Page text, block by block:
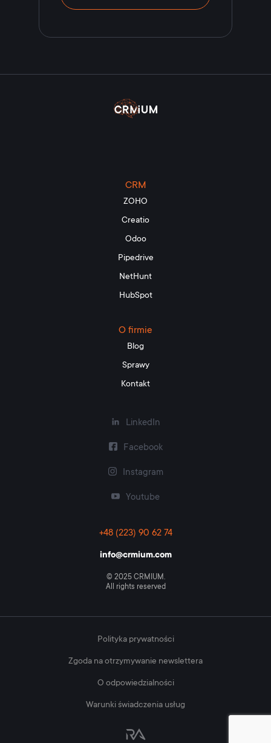
CRM
ZOHO
Creatio
Odoo
Pipedrive
NetHunt
HubSpot
O firmie
Blog
Sprawy
Kontakt
LinkedIn
Facebook
Instagram
Youtube
+48 (223) 90 62 74
info@crmium.com
© 2025 CRMIUM.
All rights reserved
Polityka prywatności
Zgoda na otrzymywanie newslettera
O odpowiedzialności
Warunki świadczenia usług